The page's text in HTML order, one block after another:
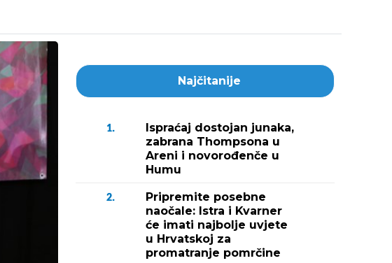
Najčitanije
1.
Ispraćaj dostojan junaka,
zabrana Thompsona u
Areni i novorođenče u
Humu
2.
Pripremite posebne
naočale: Istra i Kvarner
će imati najbolje uvjete
u Hrvatskoj za
promatranje pomrčine